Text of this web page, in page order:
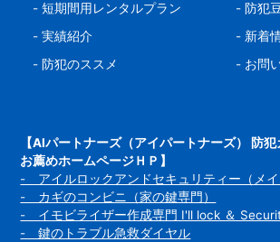
-短期間用レンタルプラン
-実績紹介
- 防犯のススメ
- 防犯
- 新着
- お問
【AIパートナーズ（アイパートナーズ） 防
お薦めホームページＨＰ】
- アイルロックアンドセキュリティー（メイ
- カギのコンビニ（家の鍵専門）
- イモビライザー作成専門 I'll lock ＆
- 鍵のトラブル急救ダイヤル